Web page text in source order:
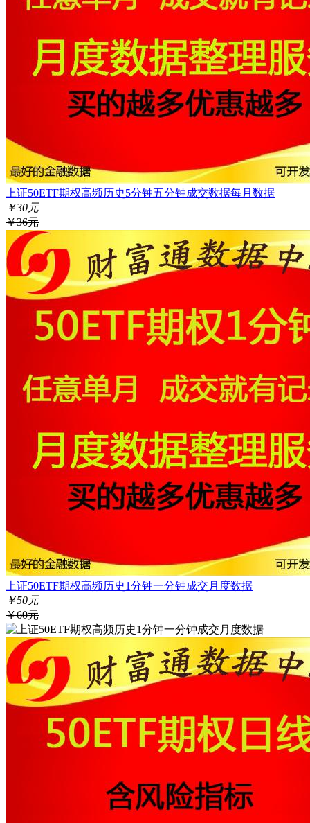
上证50ETF期权高频历史5分钟五分钟成交数据每月数据
￥30元
￥36元
上证50ETF期权高频历史1分钟一分钟成交月度数据
￥50元
￥60元